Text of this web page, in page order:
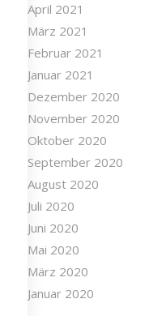
April 2021
März 2021
Februar 2021
Januar 2021
Dezember 2020
November 2020
Oktober 2020
September 2020
August 2020
Juli 2020
Juni 2020
Mai 2020
März 2020
Januar 2020